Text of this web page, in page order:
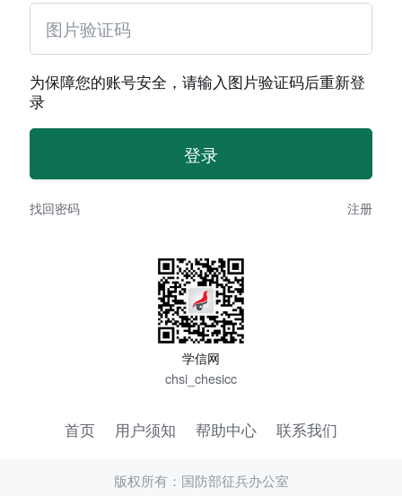
为保障您的账号安全，请输入图片验证码后重新登
录
找回密码 注册
学信网
chsi_chesicc
首页 用户须知 帮助中心 联系我们
版权所有：国防部征兵办公室